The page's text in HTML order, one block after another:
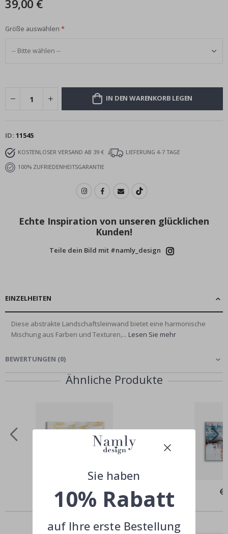
39,00 €
Größe auswählen
IN DEN WARENKORB LEGEN
ID 11545
KOSTENLOSER VERSAND AB 39 €
LIEFERUNG 4-7 TAGE
100% ZUFRIEDENHEITSGARANTIE
Echte Inspiration von unseren glücklichen
Kunden!
Teile dein Bild mit #namly_design
EINZELHEITEN
Diese abstrakte Landschaftsleinwand bietet eine harmonische
Mischung aus Farben und Texturen,... Lesen Sie mehr
BEWERTUNGEN (0)
Ähnliche Produkte
Special
Price
€39,00
Andere kauften auch
Sie haben
10% Rabatt
auf Ihre erste Bestellung